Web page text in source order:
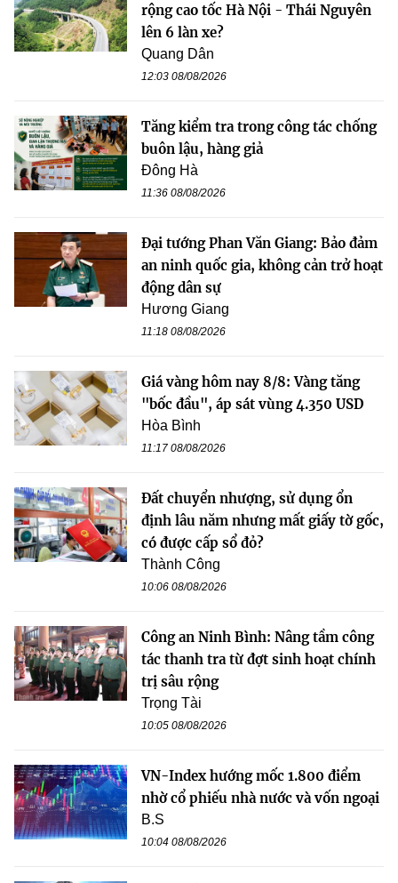
rộng cao tốc Hà Nội - Thái Nguyên
lên 6 làn xe?
Quang Dân
12:03 08/08/2026
Tăng kiểm tra trong công tác chống
buôn lậu, hàng giả
Đông Hà
11:36 08/08/2026
Đại tướng Phan Văn Giang: Bảo đảm
an ninh quốc gia, không cản trở hoạt
động dân sự
Hương Giang
11:18 08/08/2026
Giá vàng hôm nay 8/8: Vàng tăng
"bốc đầu", áp sát vùng 4.350 USD
Hòa Bình
11:17 08/08/2026
Đất chuyển nhượng, sử dụng ổn
định lâu năm nhưng mất giấy tờ gốc,
có được cấp sổ đỏ?
Thành Công
10:06 08/08/2026
Công an Ninh Bình: Nâng tầm công
tác thanh tra từ đợt sinh hoạt chính
trị sâu rộng
Trọng Tài
10:05 08/08/2026
VN-Index hướng mốc 1.800 điểm
nhờ cổ phiếu nhà nước và vốn ngoại
B.S
10:04 08/08/2026